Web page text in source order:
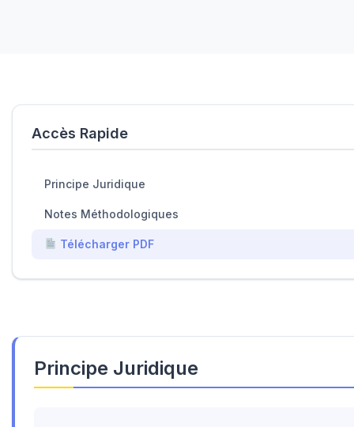
Principe Juridique
Accès Rapide
Principe Juridique
Notes Méthodologiques
Télécharger PDF